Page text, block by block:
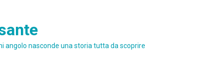
angolo nasconde una storia tutta da scoprire